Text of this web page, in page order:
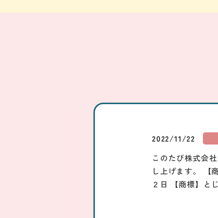
2022/11/22
このたび株式会
し上げます。 【
２日 【商標】と